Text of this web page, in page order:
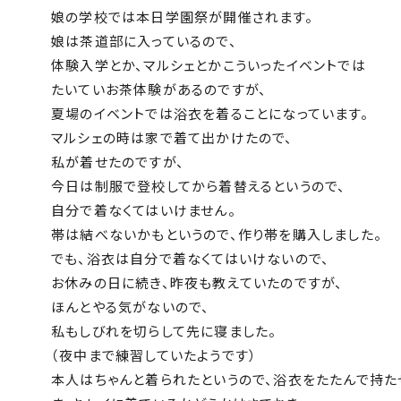
娘の学校では本日学園祭が開催されます。
娘は茶道部に入っているので、
体験入学とか、マルシェとかこういったイベントでは
たいていお茶体験があるのですが、
夏場のイベントでは浴衣を着ることになっています。
マルシェの時は家で着て出かけたので、
私が着せたのですが、
今日は制服で登校してから着替えるというので、
自分で着なくてはいけません。
帯は結べないかもというので、作り帯を購入しました。
でも、浴衣は自分で着なくてはいけないので、
お休みの日に続き、昨夜も教えていたのですが、
ほんとやる気がないので、
私もしびれを切らして先に寝ました。
（夜中まで練習していたようです）
本人はちゃんと着られたというので、浴衣をたたんで持た